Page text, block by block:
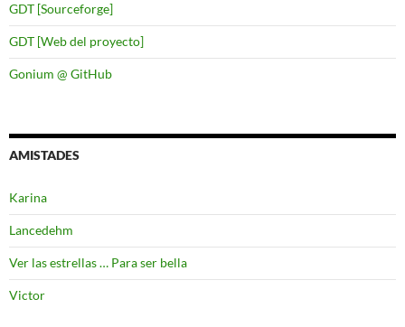
GDT [Sourceforge]
GDT [Web del proyecto]
Gonium @ GitHub
AMISTADES
Karina
Lancedehm
Ver las estrellas … Para ser bella
Victor